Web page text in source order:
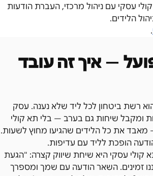
עסקי עם ניהול מרכזי, העברת הודעות
הלידים.
.
— איך זה עובד
רשת ביטחון לכל ליד שלא נענה. עסק
ומקבל שיחות גם בערב — בלי תא קולי
מאבד את כל הלידים שהגיעו מחוץ לשעות.
הופכת לליד עם עדיפות.
עסקי היא שיחת שיווק קצרה: "הגעת
זמינים. השאר הודעה עם שמך ומספרך